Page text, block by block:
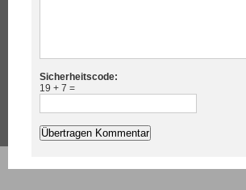
Sicherheitscode:
19 + 7 =